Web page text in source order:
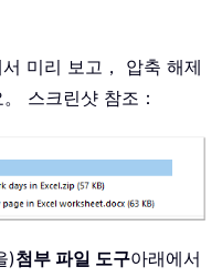
미리 보고， 압축 해제
스크린샷 참조：
)첨부 파일 도구아래에서